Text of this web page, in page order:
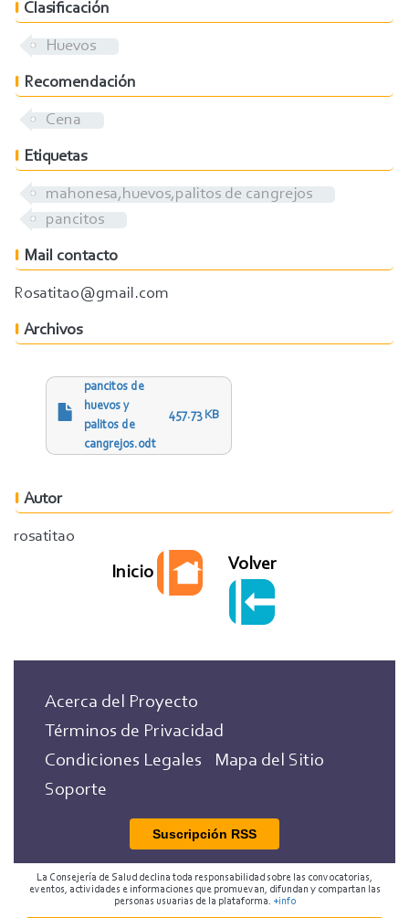
Clasificación
Huevos
Recomendación
Cena
Etiquetas
mahonesa,huevos,palitos de cangrejos
pancitos
Mail contacto
Rosatitao@gmail.com
Archivos
pancitos de
huevos y
palitos de
cangrejos.odt
457.73 KB
Autor
rosatitao
Inicio Volver
Acerca del Proyecto
Términos de Privacidad
Condiciones Legales
Mapa del Sitio
Soporte
Suscripción RSS
La Consejería de Salud declina toda responsabilidad sobre las convocatorias,
eventos, actividades e informaciones que promuevan, difundan y compartan las
personas usuarias de la plataforma. +info